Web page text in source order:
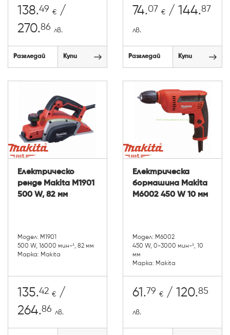
138.49 € /
270.86 лв.
Разгледай Купи
74.07 € / 144.87
лв.
Разгледай Купи
Електрическо
ренде Makita M1901
500 W, 82 мм
Модел: M1901
500 W, 16000 мин-¹, 82 мм
Марка: Makita
135.42 € /
264.86 лв.
Електрическа
бормашина Makita
M6002 450 W 10 мм
Модел: M6002
450 W, 0-3000 мин-¹, 10
мм
Марка: Makita
61.79 € / 120.85
лв.